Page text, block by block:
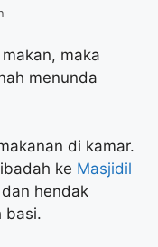
maka
menunda
di kamar.
ke Masjidil
hendak
basi.